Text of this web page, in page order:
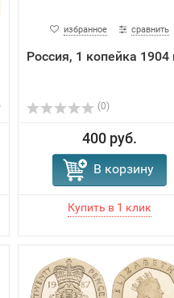
избранное сравнить
Россия, 1 копейка 1904
(0)
400 руб.
В корзину